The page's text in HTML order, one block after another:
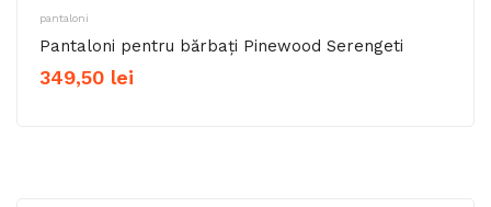
pantaloni
Pantaloni pentru bărbați Pinewood Serengeti
349,50 lei